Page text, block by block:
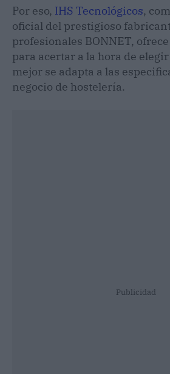
Por eso, IHS Tecnológicos,
oficial del prestigioso
profesionales BONNET,
para acertar a la hora de
mejor se adapta a las
negocio de hostelería.
Publicidad